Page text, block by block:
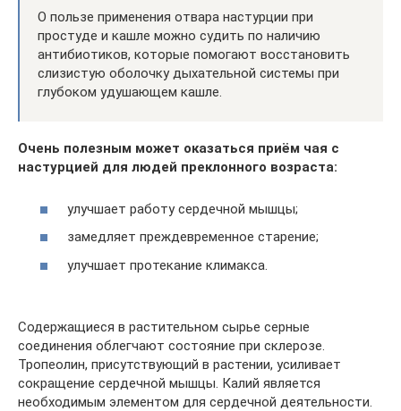
О пользе применения отвара настурции при
простуде и кашле можно судить по наличию
антибиотиков, которые помогают восстановить
слизистую оболочку дыхательной системы при
глубоком удушающем кашле.
Очень полезным может оказаться приём чая с
настурцией для людей преклонного возраста:
улучшает работу сердечной мышцы;
замедляет преждевременное старение;
улучшает протекание климакса.
Содержащиеся в растительном сырье серные
соединения облегчают состояние при склерозе.
Тропеолин, присутствующий в растении, усиливает
сокращение сердечной мышцы. Калий является
необходимым элементом для сердечной деятельности.